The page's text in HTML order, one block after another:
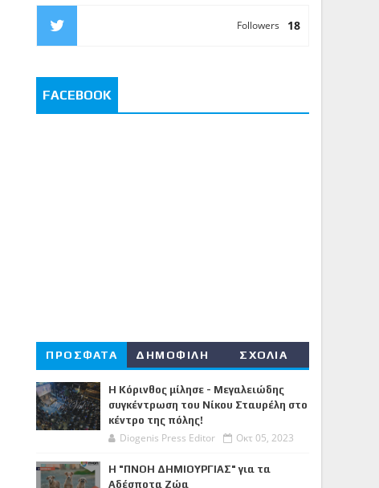
18
Followers
FACEBOOK
ΠΡΟΣΦΑΤΑ ΔΗΜΟΦΙΛΗ ΣΧΟΛΙΑ
Η Κόρινθος μίλησε - Μεγαλειώδης
συγκέντρωση του Νίκου Σταυρέλη στο
κέντρο της πόλης!
Diogenis Press Editor Οκτ 05, 2023
Η "ΠΝΟΗ ΔΗΜΙΟΥΡΓΙΑΣ" για τα
Αδέσποτα Ζώα